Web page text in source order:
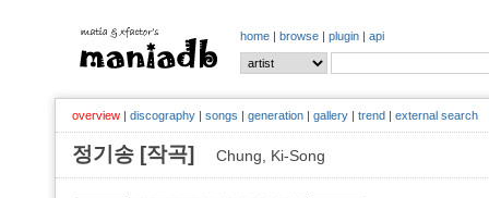
home | browse | plugin | api
overview | discography | songs | generation | gallery | trend | external search
정기송 [작곡] Chung, Ki-Song